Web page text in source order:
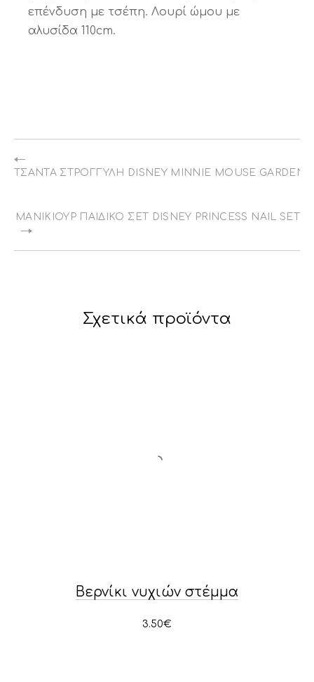
επένδυση με τσέπη. Λουρί ώμου με
αλυσίδα 110cm.
ΤΣΆΝΤΑ ΣΤΡΟΓΓΥΛΉ DISNEY MINNIE MOUSE GARDEN
ΜΑΝΙΚΙΟΎΡ ΠΑΙΔΙΚΌ ΣΕΤ DISNEY PRINCESS NAIL SET
Σχετικά προϊόντα
Βερνίκι νυχιών στέμμα
3.50€